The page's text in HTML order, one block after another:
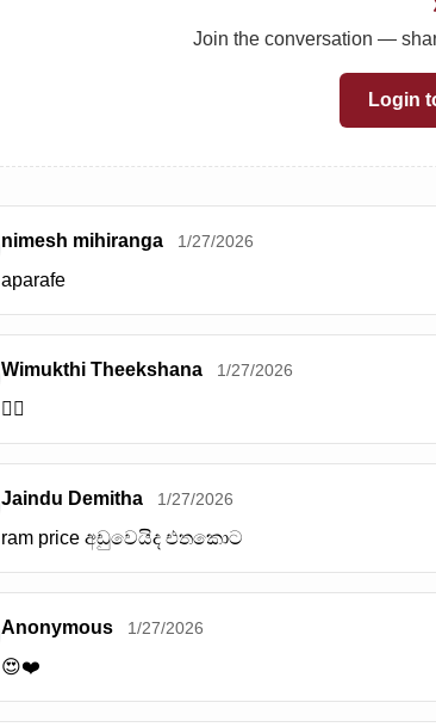
Join the conversation —
Login
nimesh mihiranga 1/27/2026
aparafe
Wimukthi Theekshana 1/27/2026
😶‍🌫️
Jaindu Demitha 1/27/2026
ram price අඩුවෙයිද එතකොට
Anonymous 1/27/2026
😍❤️